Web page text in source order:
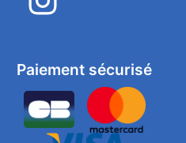
Paiement sécurisé